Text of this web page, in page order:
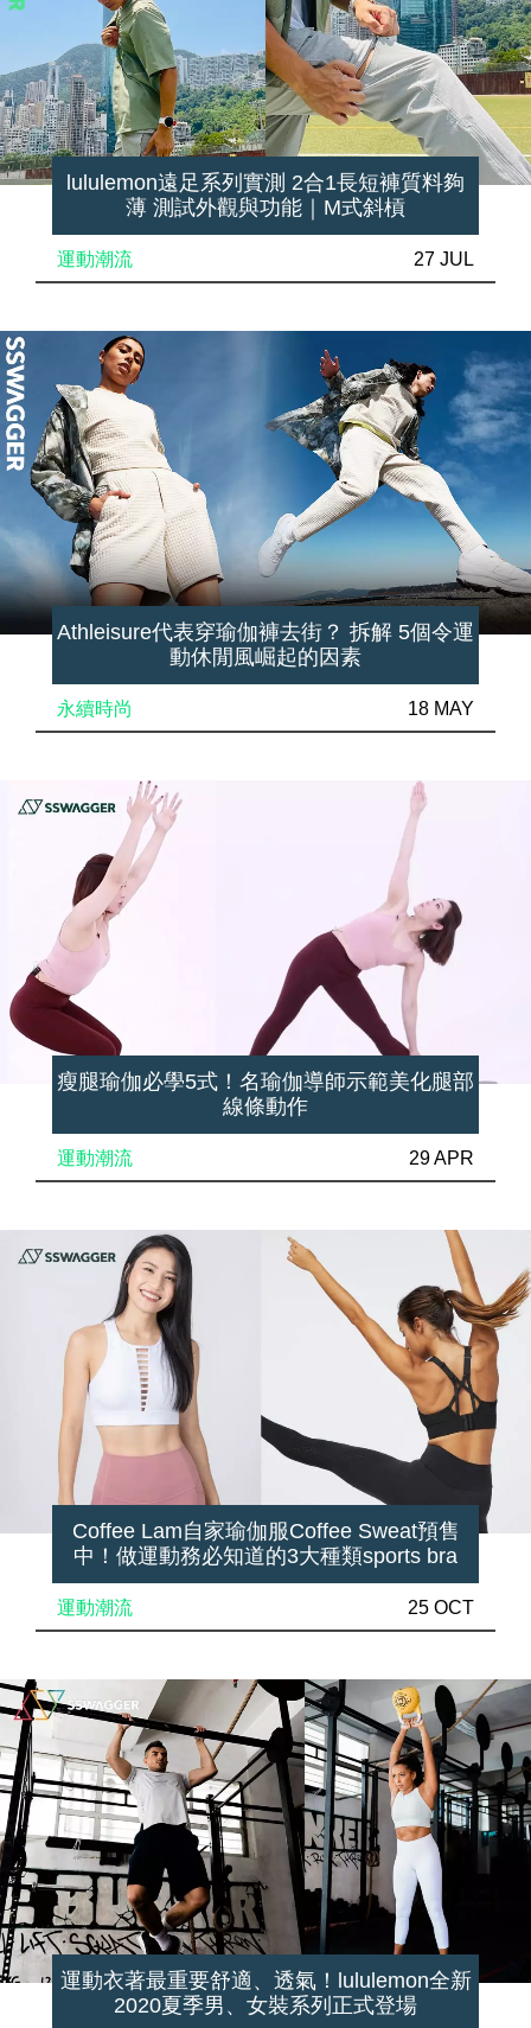
lululemon遠足系列實測 2合1長短褲質料夠
薄 測試外觀與功能｜M式斜槓
運動潮流 27 JUL
Athleisure代表穿瑜伽褲去街？ 拆解 5個令運
動休閒風崛起的因素
永續時尚 18 MAY
瘦腿瑜伽必學5式！名瑜伽導師示範美化腿部
線條動作
運動潮流 29 APR
Coffee Lam自家瑜伽服Coffee Sweat預售
中！做運動務必知道的3大種類sports bra
運動潮流 25 OCT
運動衣著最重要舒適、透氣！lululemon全新
2020夏季男、女裝系列正式登場